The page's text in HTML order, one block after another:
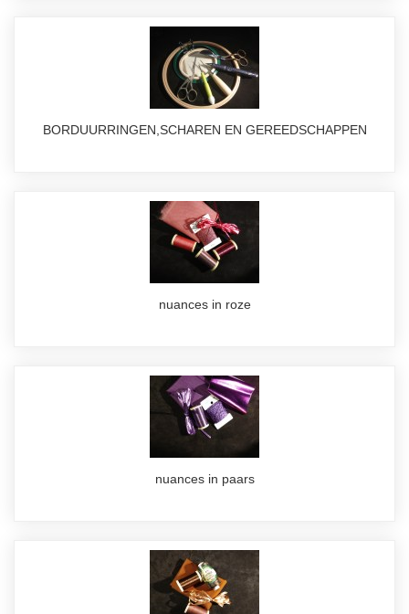
BORDUURRINGEN,SCHAREN EN GEREEDSCHAPPEN
nuances in roze
nuances in paars